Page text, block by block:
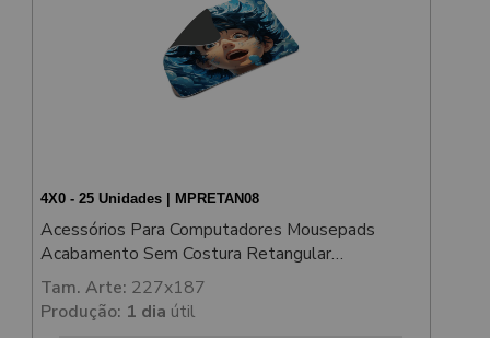
4X0 - 25 Unidades | MPRETAN08
Acessórios Para Computadores Mousepads
Acabamento Sem Costura Retangular
215x175mm
Tam. Arte: 227x187
Produção: 1 dia útil